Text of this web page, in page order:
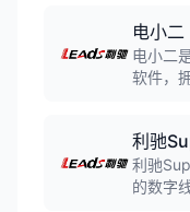
中望
应用于
电小二
电小二
软件，
利驰
利驰
的数字